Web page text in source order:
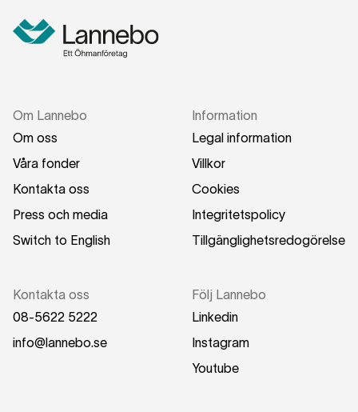
Om Lannebo
Om oss
Våra fonder
Kontakta oss
Press och media
Switch to English
Information
Legal information
Villkor
Cookies
Integritetspolicy
Tillgänglighetsredogörelse
Kontakta oss
08-5622 5222
info@lannebo.se
Följ Lannebo
Linkedin
Instagram
Youtube